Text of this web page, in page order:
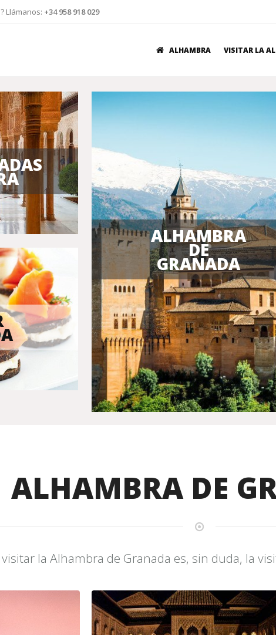
Llámanos: +34 958 918 029
ALHAMBRA VISITAR LA
ALHAMBRA
DE
GRANADA
ALHAMBRA DE
la Alhambra de Granada es, sin duda, la